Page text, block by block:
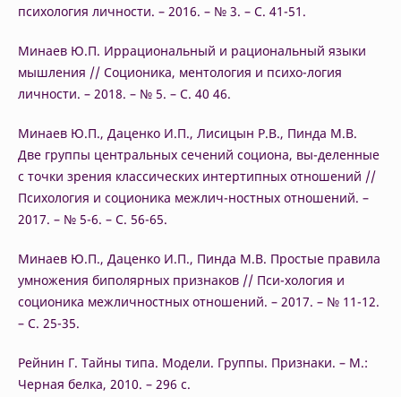
психология личности. – 2016. – № 3. – С. 41-51.
Минаев Ю.П. Иррациональный и рациональный языки
мышления // Соционика, ментология и психо-логия
личности. – 2018. – № 5. – С. 40 46.
Минаев Ю.П., Даценко И.П., Лисицын Р.В., Пинда М.В.
Две группы центральных сечений социона, вы-деленные
с точки зрения классических интертипных отношений //
Психология и соционика межлич-ностных отношений. –
2017. – № 5-6. – С. 56-65.
Минаев Ю.П., Даценко И.П., Пинда М.В. Простые правила
умножения биполярных признаков // Пси-хология и
соционика межличностных отношений. – 2017. – № 11-12.
– С. 25-35.
Рейнин Г. Тайны типа. Модели. Группы. Признаки. – М.:
Черная белка, 2010. – 296 с.